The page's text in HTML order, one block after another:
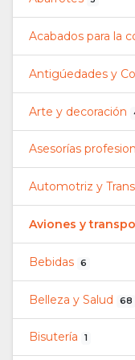
Acabados para la
Antigúedades y
Arte y decoración
Asesorías
Automotriz y
Aviones y
Bebidas 6
Belleza y Salud 68
Bisutería 1